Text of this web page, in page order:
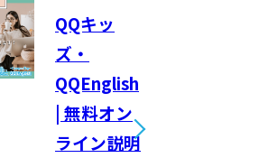
QQキッ
ズ・
QQEnglish
| 無料オン
ライン説明